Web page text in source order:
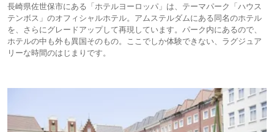
長崎県佐世保市にある「ホテルヨーロッパ」は、テーマパーク「ハウス
テンボス」のオフィシャルホテル。アムステルダムにある同名のホテル
を、さらにグレードアップして再現しています。パーク内にあるので、
ホテルの中も外も異国そのもの。ここでしか体験できない、ラグジュア
リーな時間のはじまりです。